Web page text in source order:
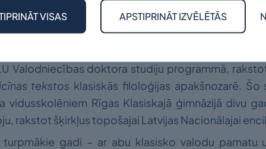
studiju laiks zīmīgs arī ar to, ka pirmo reizi
dzīvojošu un sengrieķu valodā rakstošu ārstu
Valodniecības doktora studiju programmā,
tekstos klasiskās filoloģijas apakšnozarē.
vidusskolēniem Rīgas Klasiskajā ģimnāzijā divu
rakstot šķirkļus topošajai Latvijas Nacionālajai
turpmākie gadi – ar abu klasisko valodu
APSTIPRINĀT IZVĒLĒTĀS
VISAS